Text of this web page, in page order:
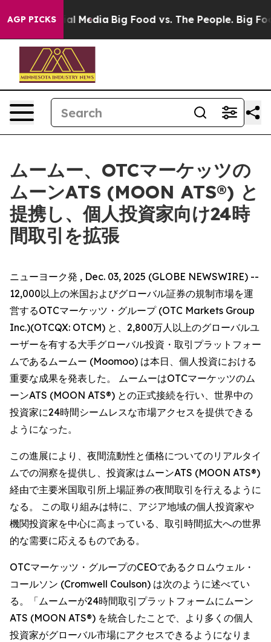
AGP PICKS
on Social Media Big Food vs. The People. Big
ムームー、OTCマーケッツの
ムーンATS (MOON ATS®) と
提携し、個人投資家向け24時
間取引を拡張
ニューヨーク発 , Dec. 03, 2025 (GLOBE NEWSWIRE) --
12,000以上の米国およびグローバル証券の規制市場を運
営するOTCマーケッツ・グループ (OTC Markets Group
Inc.)(OTCQX: OTCM) と、2,800万人以上のグローバルユ
ーザーを有する大手グローバル投資・取引プラットフォー
ムであるムームー (Moomoo) は本日、個人投資における
重要な成果を発表した。 ムームーはOTCマーケッツのム
ーンATS (MOON ATS®) との正式接続を行い、世界中の
投資家に24時間シームレスな市場アクセスを提供できる
ようになった。
この進展により、夜間流動性と価格についてのリアルタイ
ムでの洞察を提供し、投資家はムーンATS (MOON ATS®)
経由で主要米国取引所上場証券の夜間取引を行えるように
なる。 この取り組みは特に、アジア地域の個人投資家や
機関投資家を中心に高まっている、取引時間拡大への世界
的な需要に応えるものである。
OTCマーケッツ・グループのCEOであるクロムウェル・
コールソン (Cromwell Coulson) は次のように述べてい
る。「ムームーが24時間取引プラットフォームにムーン
ATS (MOON ATS®) を統合したことで、より多くの個人
投資家がグローバル市場にアクセスできるようになりま